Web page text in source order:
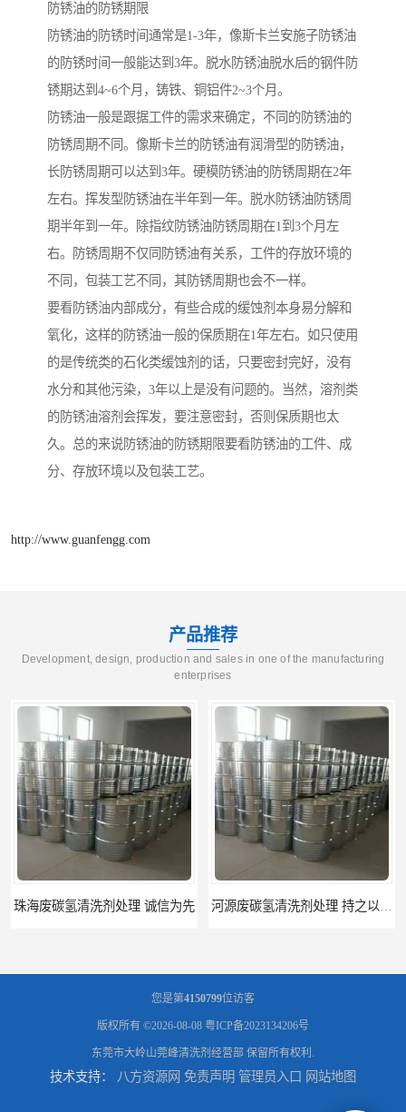
防锈油的防锈期限
防锈油的防锈时间通常是1-3年，像斯卡兰安施子防锈油
的防锈时间一般能达到3年。脱水防锈油脱水后的钢件防
锈期达到4~6个月，铸铁、铜铝件2~3个月。
防锈油一般是跟据工件的需求来确定，不同的防锈油的
防锈周期不同。像斯卡兰的防锈油有润滑型的防锈油，
长防锈周期可以达到3年。硬模防锈油的防锈周期在2年
左右。挥发型防锈油在半年到一年。脱水防锈油防锈周
期半年到一年。除指纹防锈油防锈周期在1到3个月左
右。防锈周期不仅同防锈油有关系，工件的存放环境的
不同，包装工艺不同，其防锈周期也会不一样。
要看防锈油内部成分，有些合成的缓蚀剂本身易分解和
氧化，这样的防锈油一般的保质期在1年左右。如只使用
的是传统类的石化类缓蚀剂的话，只要密封完好，没有
水分和其他污染，3年以上是没有问题的。当然，溶剂类
的防锈油溶剂会挥发，要注意密封，否则保质期也太
久。总的来说防锈油的防锈期限要看防锈油的工件、成
分、存放环境以及包装工艺。
http://www.guanfengg.com
产品推荐
Development, design, production and sales in one of the manufacturing
enterprises
河源废碳氢清洗剂处理 持之以恒为客户服务
您是第4150799位访客
版权所有 ©2026-08-08 粤ICP备2023134206号
东莞市大岭山莞峰清洗剂经营部 保留所有权利.
技术支持： 八方资源网 免责声明 管理员入口 网站地图